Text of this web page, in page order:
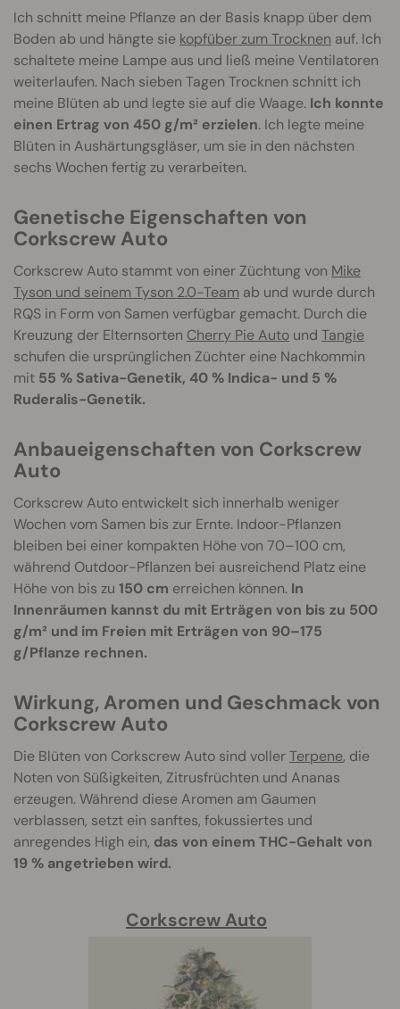
Ich schnitt meine Pflanze an der Basis knapp über dem
Boden ab und hängte sie kopfüber zum Trocknen auf. Ich
schaltete meine Lampe aus und ließ meine Ventilatoren
weiterlaufen. Nach sieben Tagen Trocknen schnitt ich
meine Blüten ab und legte sie auf die Waage. Ich konnte
einen Ertrag von 450 g/m² erzielen. Ich legte meine
Blüten in Aushärtungsgläser, um sie in den nächsten
sechs Wochen fertig zu verarbeiten.
Genetische Eigenschaften von
Corkscrew Auto
Corkscrew Auto stammt von einer Züchtung von Mike
Tyson und seinem Tyson 2.0-Team ab und wurde durch
RQS in Form von Samen verfügbar gemacht. Durch die
Kreuzung der Elternsorten Cherry Pie Auto und Tangie
schufen die ursprünglichen Züchter eine Nachkommin
mit 55 % Sativa-Genetik, 40 % Indica- und 5 %
Ruderalis-Genetik.
Anbaueigenschaften von Corkscrew
Auto
Corkscrew Auto entwickelt sich innerhalb weniger
Wochen vom Samen bis zur Ernte. Indoor-Pflanzen
bleiben bei einer kompakten Höhe von 70–100 cm,
während Outdoor-Pflanzen bei ausreichend Platz eine
Höhe von bis zu 150 cm erreichen können. In
Innenräumen kannst du mit Erträgen von bis zu 500
g/m² und im Freien mit Erträgen von 90–175
g/Pflanze rechnen.
Wirkung, Aromen und Geschmack von
Corkscrew Auto
Die Blüten von Corkscrew Auto sind vollerTerpene, die
Noten von Süßigkeiten, Zitrusfrüchten und Ananas
erzeugen. Während diese Aromen am Gaumen
verblassen, setzt ein sanftes, fokussiertes und
anregendes High ein, das von einem THC-Gehalt von
19 % angetrieben wird.
Corkscrew Auto